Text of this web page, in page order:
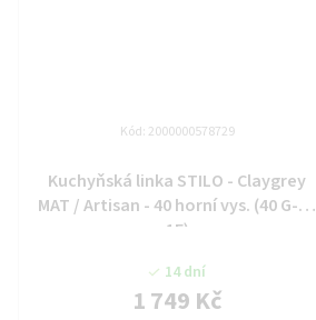
Kuchyňská linka STILO - Claygrey
MAT / Artisan - 40 horní vys. (40 G-90
1F)
14 dní
1 749 Kč
Kód: 2000000578729